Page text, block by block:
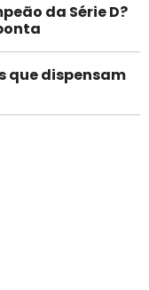
da Série D?
que dispensam